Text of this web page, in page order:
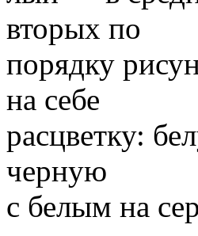
вторых по
порядку
на себе
расцветку:
черную
с белым на